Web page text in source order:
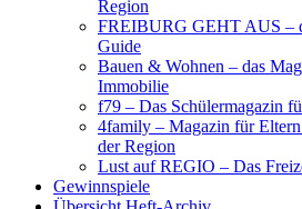
Region
FREIBURG GEHT AUS –
Guide
Bauen & Wohnen – das
Immobilie
f79 – Das Schülermagazin
4family – Magazin für
der Region
Lust auf REGIO – Das
Gewinnspiele